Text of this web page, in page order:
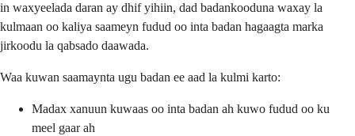
in waxyeelada daran ay dhif yihiin, dad badankooduna waxay la
kulmaan oo kaliya saameyn fudud oo inta badan hagaagta marka
jirkoodu la qabsado daawada.
Waa kuwan saamaynta ugu badan ee aad la kulmi karto:
Madax xanuun kuwaas oo inta badan ah kuwo fudud oo ku
meel gaar ah